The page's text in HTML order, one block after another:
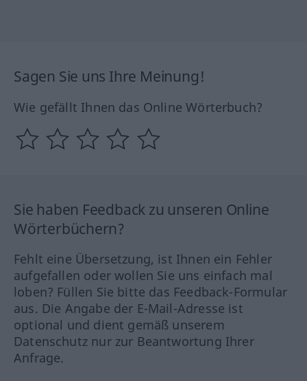
Sagen Sie uns Ihre Meinung!
Wie gefällt Ihnen das Online Wörterbuch?
Sie haben Feedback zu unseren Online
Wörterbüchern?
Fehlt eine Übersetzung, ist Ihnen ein Fehler
aufgefallen oder wollen Sie uns einfach mal
loben? Füllen Sie bitte das Feedback-Formular
aus. Die Angabe der E-Mail-Adresse ist
optional und dient gemäß unserem
Datenschutz nur zur Beantwortung Ihrer
Anfrage.